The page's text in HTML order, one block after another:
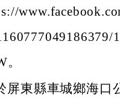
屏東縣車城鄉海口